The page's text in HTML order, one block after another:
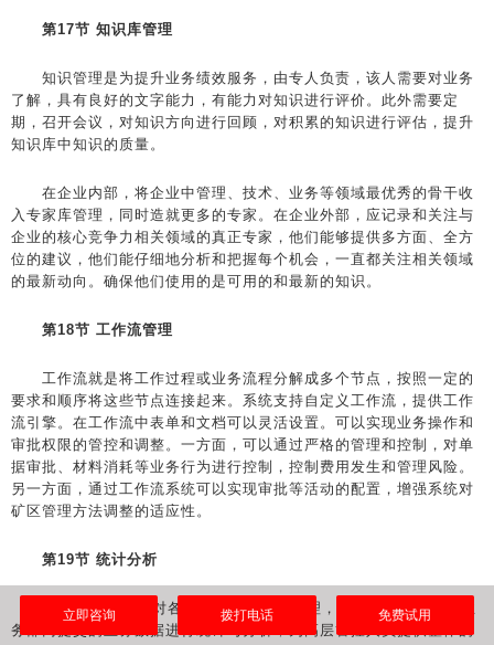
第17节 知识库管理
知识管理是为提升业务绩效服务，由专人负责，该人需要对业务
了解，具有良好的文字能力，有能力对知识进行评价。此外需要定
期，召开会议，对知识方向进行回顾，对积累的知识进行评估，提升
知识库中知识的质量。
在企业内部，将企业中管理、技术、业务等领域最优秀的骨干收
入专家库管理，同时造就更多的专家。在企业外部，应记录和关注与
企业的核心竞争力相关领域的真正专家，他们能够提供多方面、全方
位的建议，他们能仔细地分析和把握每个机会，一直都关注相关领域
的最新动向。确保他们使用的是可用的和最新的知识。
第18节 工作流管理
工作流就是将工作过程或业务流程分解成多个节点，按照一定的
要求和顺序将这些节点连接起来。系统支持自定义工作流，提供工作
流引擎。在工作流中表单和文档可以灵活设置。可以实现业务操作和
审批权限的管控和调整。一方面，可以通过严格的管理和控制，对单
据审批、材料消耗等业务行为进行控制，控制费用发生和管理风险。
另一方面，通过工作流系统可以实现审批等活动的配置，增强系统对
矿区管理方法调整的适应性。
第19节 统计分析
ERP系统一方面对各个业务流程进行管理，别一方面通过对各业
务部门提交的业务数据进行统计与分析，为高层管控人员提供整体的
立即咨询 拨打电话 免费试用